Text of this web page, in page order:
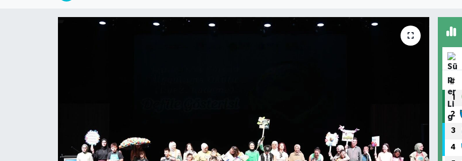
#
1
2
3
4